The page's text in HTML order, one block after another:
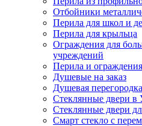
Отбойники
Перила для школ и
Перила для крыльца
Ограждения для
учреждений
Перила и
Душевые на заказ
Душевая
Стеклянные двери в
Стеклянные двери
Смарт стекло с